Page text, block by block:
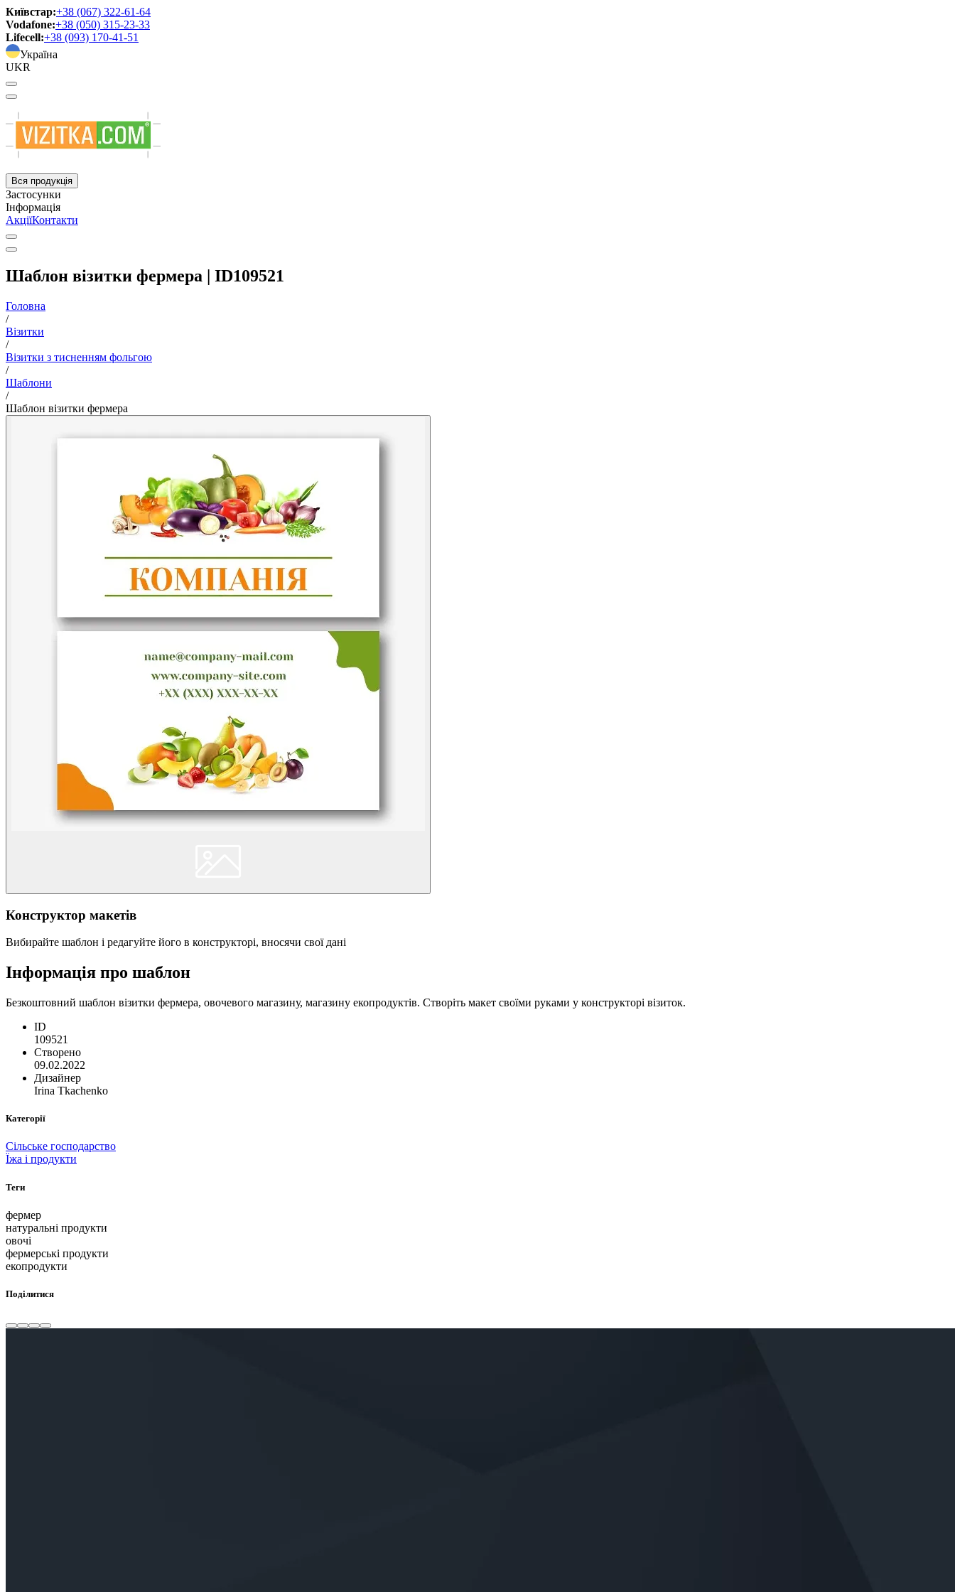
Київстар:+38 (067) 322-61-64
Vodafone:+38 (050) 315-23-33
Lifecell:+38 (093) 170-41-51
Україна
UKR
Вся продукція
Застосунки
Інформація
АкціїКонтакти
Шаблон візитки фермера | ID109521
Головна
/
Візитки
/
Візитки з тисненням фольгою
/
Шаблони
/
Шаблон візитки фермера
Конструктор макетів
Вибирайте шаблон і редагуйте його в конструкторі, вносячи свої дані
Інформація про шаблон
Безкоштовний шаблон візитки фермера, овочевого магазину, магазину екопродуктів. Створіть макет своїми руками у конструкторі візиток.
ID
109521
Створено
09.02.2022
Дизайнер
Irina Tkachenko
Категорії
Сільське господарство
Їжа і продукти
Теги
фермер
натуральні продукти
овочі
фермерські продукти
екопродукти
Поділитися